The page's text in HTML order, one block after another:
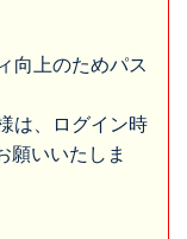
向上のためパス
は、ログイン時
願いいたしま